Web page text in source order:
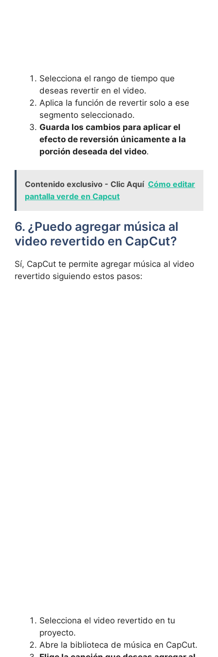
Selecciona el rango de tiempo que
deseas revertir en el video.
Aplica la función de revertir solo a ese
segmento seleccionado.
Guarda los cambios para aplicar el
efecto de reversión únicamente a la
porción deseada del video.
Contenido exclusivo - Clic Aquí Cómo editar
pantalla verde en Capcut
6. ¿Puedo agregar música al
video revertido en CapCut?
Sí, CapCut te permite agregar música al video
revertido siguiendo estos pasos:
Selecciona el video revertido en tu
proyecto.
Abre la biblioteca de música en CapCut.